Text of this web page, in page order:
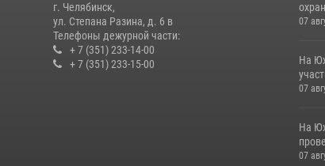
г. Челябинск,
ул. Степана Разина, д. 6 в
Телефоны дежурной части:
+ 7 (351) 233-14-00
+ 7 (351) 233-15-00
07
На
07
На
07